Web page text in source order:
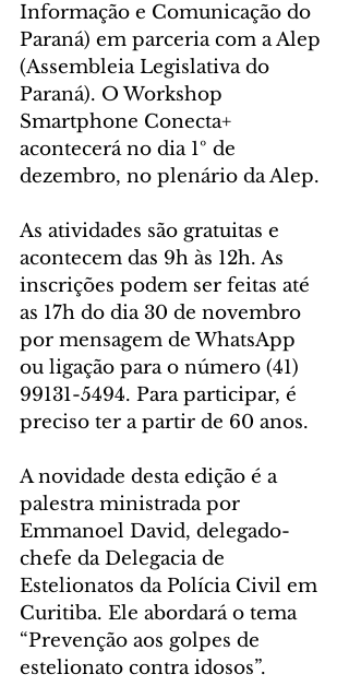
Informação e Comunicação do
Paraná) em parceria com a Alep
(Assembleia Legislativa do
Paraná). O Workshop
Smartphone Conecta+
acontecerá no dia 1º de
dezembro, no plenário da Alep.
As atividades são gratuitas e
acontecem das 9h às 12h. As
inscrições podem ser feitas até
as 17h do dia 30 de novembro
por mensagem de WhatsApp
ou ligação para o número (41)
99131-5494. Para participar, é
preciso ter a partir de 60 anos.
A novidade desta edição é a
palestra ministrada por
Emmanoel David, delegado-
chefe da Delegacia de
Estelionatos da Polícia Civil em
Curitiba. Ele abordará o tema
“Prevenção aos golpes de
estelionato contra idosos”.